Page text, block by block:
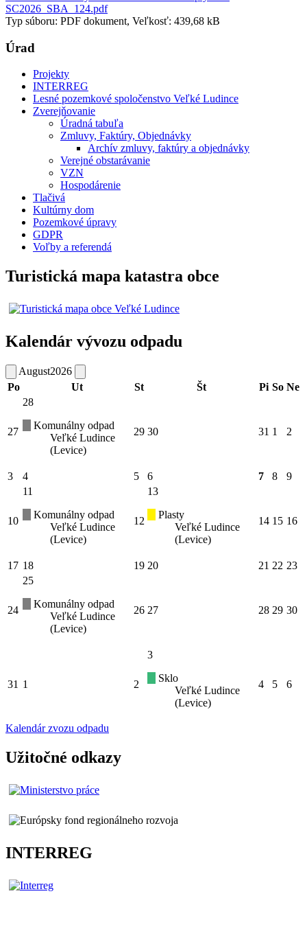
SC2026_SBA_124.pdf
Typ súboru: PDF dokument, Veľkosť: 439,68 kB
Úrad
Projekty
INTERREG
Lesné pozemkové spoločenstvo Veľké Ludince
Zverejňovanie
Úradná tabuľa
Zmluvy, Faktúry, Objednávky
Archív zmluvy, faktúry a objednávky
Verejné obstarávanie
VZN
Hospodárenie
Tlačivá
Kultúrny dom
Pozemkové úpravy
GDPR
Voľby a referendá
Turistická mapa katastra obce
Kalendár vývozu odpadu
August2026
Po
Ut St Št Pi So Ne
27
28
Komunálny odpad
Veľké Ludince
(Levice)
29 30 31 1 2
3 4 5 6 7 8 9
10
11
Komunálny odpad
Veľké Ludince
(Levice)
12
13
Plasty
Veľké Ludince
(Levice)
14 15 16
17 18 19 20 21 22 23
24
25
Komunálny odpad
Veľké Ludince
(Levice)
26 27 28 29 30
31 1 2
3
Sklo
Veľké Ludince
(Levice)
4 5 6
Kalendár zvozu odpadu
Užitočné odkazy
INTERREG